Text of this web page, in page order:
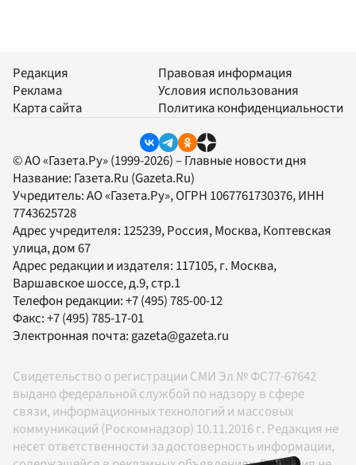
Редакция
Реклама
Карта сайта
Правовая информация
Условия использования
Политика конфиденциальности
© АО «Газета.Ру» (1999-2026) – Главные новости дня
Название: Газета.Ru (Gazeta.Ru)
Учредитель:АО «Газета.Ру», ОГРН 1067761730376, ИНН
7743625728
Адрес учредителя: 125239, Россия, Москва, Коптевская
улица, дом 67
Адрес редакции и издателя: 117105, г. Москва,
Варшавское шоссе, д.9, стр.1
Телефон редакции:+7 (495) 785-00-12
Факс:+7 (495) 785-17-01
Электронная почта:gazeta@gazeta.ru
Свидетельство о регистрации СМИ Эл № ФС77-67642
выдано федеральной службой по надзору в сфере
связи, информационных технологий и массовых
коммуникаций (Роскомнадзор) 10.11.2016 г. Редакция не
несет ответственности за достоверность информации,